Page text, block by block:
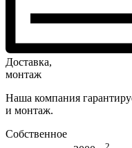
Доставка,
монтаж
Наша компания
и монтаж.
Собственное
2